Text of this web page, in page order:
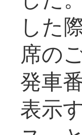
した
席の
発車
表示